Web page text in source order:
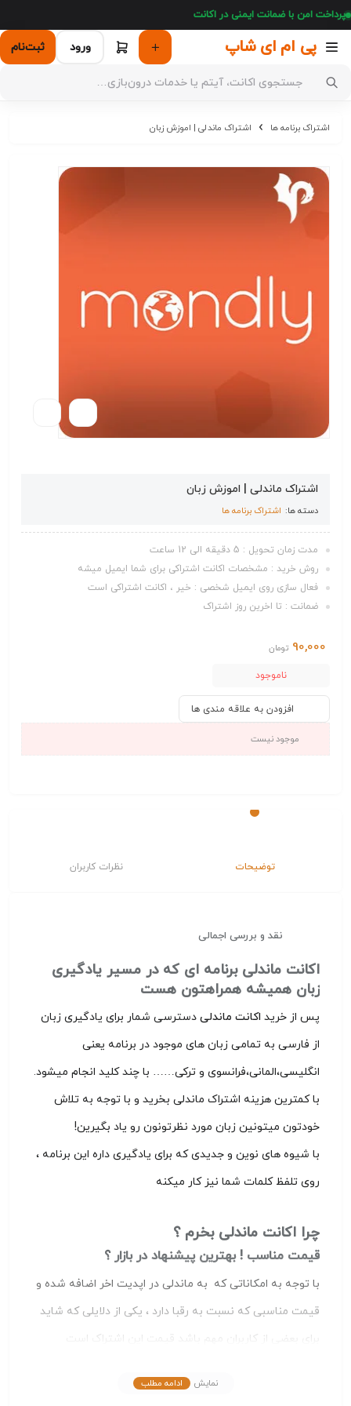
پرداخت امن با ضمانت ایمنی در اکانت
پی ام ای شاپ ورود ثبت‌نام
اشتراک برنامه ها اشتراک ماندلی | اموزش زبان
اشتراک ماندلی | اموزش زبان
دسته ها: اشتراک برنامه ها
مدت زمان تحویل : 5 دقیقه الی 12 ساعت
روش خرید : مشخصات اکانت اشتراکی برای شما ایمیل میشه
فعال سازی روی ایمیل شخصی : خیر ، اکانت اشتراکی است
ضمانت : تا اخرین روز اشتراک
90,000 تومان
ناموجود
افزودن به علاقه مندی ها
موجود نیست
توضیحات نظرات کاربران
نقد و بررسی اجمالی
اکانت ماندلی برنامه ای که در مسیر یادگیری
زبان همیشه همراهتون هست
پس از خرید اکانت ماندلی دسترسی شمار برای یادگیری زبان
از فارسی به تمامی زبان های موجود در برنامه یعنی
انگلیسی،المانی،فرانسوی و ترکی…… با چند کلید انجام میشود.
با کمترین هزینه اشتراک ماندلی بخرید و با توجه به تلاش
خودتون میتونین زبان مورد نظرتونون رو یاد بگیرین!
با شیوه های نوین و جدیدی که برای یادگیری داره این برنامه ،
روی تلفظ کلمات شما نیز کار میکنه
چرا اکانت ماندلی بخرم ؟
قیمت مناسب ! بهترین پیشنهاد در بازار ؟
با توجه به امکاناتی که به ماندلی در اپدیت اخر اضافه شده و
قیمت مناسبی که نسبت به رقبا دارد ، یکی از دلایلی که شاید
برای بعضی از کاربران مهم باشد قیمت این اشتراک است
وقتی حرف از امکانات میزنیم باید یادمون باشه ماندلی حتی
نمایش ادامه مطلب